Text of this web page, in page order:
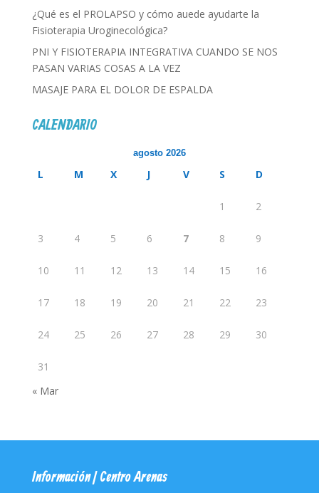
¿Qué es el PROLAPSO y cómo auede ayudarte la
Fisioterapia Uroginecológica?
PNI Y FISIOTERAPIA INTEGRATIVA CUANDO SE NOS
PASAN VARIAS COSAS A LA VEZ
MASAJE PARA EL DOLOR DE ESPALDA
CALENDARIO
agosto 2026
L M X J V S D
1 2
3 4 5 6 7 8 9
10 11 12 13 14 15 16
17 18 19 20 21 22 23
24 25 26 27 28 29 30
31
« Mar
Información | Centro Arenas